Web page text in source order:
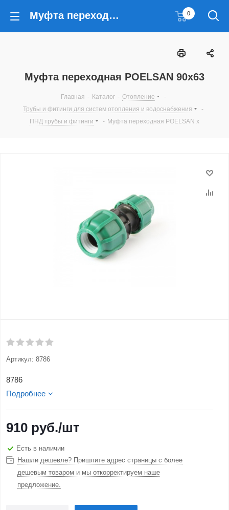
Муфта переходная POELSAN 90x63 0
Муфта переходная POELSAN 90x63
Главная - Каталог - Отопление
-
Трубы и фитинги для систем отопления и водоснабжения
-
ПНД трубы и фитинги
- Муфта переходная POELSAN x
Артикул: 8786
8786
Подробнее
910 руб./шт
Есть в наличии
Нашли дешевле? Пришлите адрес страницы с более
дешевым товаром и мы откорректируем наше
предложение.